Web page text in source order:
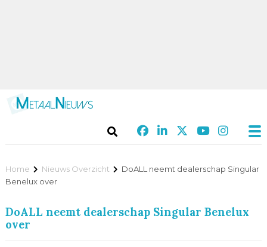
Home Nieuws Overzicht
DoALL neemt dealerschap Singular
Benelux over
DoALL neemt dealerschap Singular Benelux
over